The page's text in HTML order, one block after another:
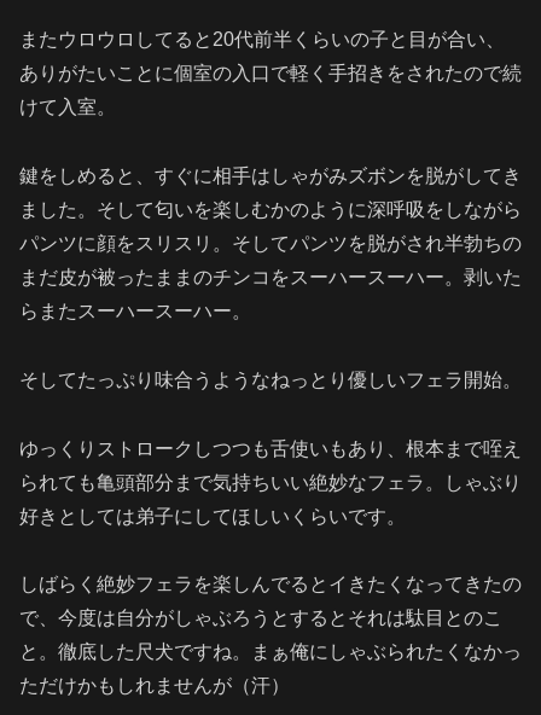
またウロウロしてると20代前半くらいの子と目が合い、
ありがたいことに個室の入口で軽く手招きをされたので続
けて入室。
鍵をしめると、すぐに相手はしゃがみズボンを脱がしてき
ました。そして匂いを楽しむかのように深呼吸をしながら
パンツに顔をスリスリ。そしてパンツを脱がされ半勃ちの
まだ皮が被ったままのチンコをスーハースーハー。剥いた
らまたスーハースーハー。
そしてたっぷり味合うようなねっとり優しいフェラ開始。
ゆっくりストロークしつつも舌使いもあり、根本まで咥え
られても亀頭部分まで気持ちいい絶妙なフェラ。しゃぶり
好きとしては弟子にしてほしいくらいです。
しばらく絶妙フェラを楽しんでるとイきたくなってきたの
で、今度は自分がしゃぶろうとするとそれは駄目とのこ
と。徹底した尺犬ですね。まぁ俺にしゃぶられたくなかっ
ただけかもしれませんが（汗）